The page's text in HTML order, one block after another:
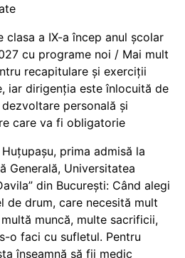
clasa a IX-a încep anul școlar
cu programe noi / Mai mult
recapitulare și exerciții
iar dirigenția este înlocuită de
personală și
care va fi obligatorie
Huțupașu, prima admisă la
Generală, Universitatea
din București: Când alegi
de drum, care necesită mult
muncă, multe sacrificii,
o faci cu sufletul. Pentru
înseamnă să fii medic